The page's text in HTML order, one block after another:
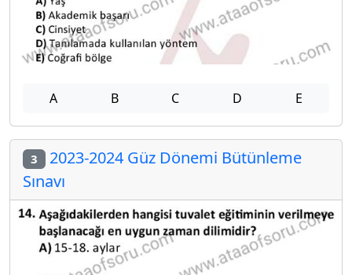
A B C D E
3 2023-2024 Güz Dönemi Bütünleme
Sınavı